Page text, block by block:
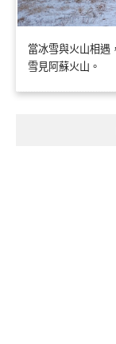
當冰雪與火山相遇
雪見阿蘇火山。